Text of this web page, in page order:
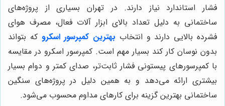
فشار استاندارد نیاز دارند. در تهران بسیاری از پروژه‌های
ساختمانی به دلیل تعداد بالای ابزار آلات فعال، مصرف هوای
فشرده بالایی دارند و انتخاب بهترین کمپرسور اسکرو که بتواند
بدون نوسان کار کند بسیار مهم است. کمپرسور اسکرو در مقایسه
با کمپرسورهای پیستونی فشار ثابت‌تر، صدای کمتر و دوام بسیار
بیشتری ارائه می‌دهد و به همین دلیل در پروژه‌های سنگین
ساختمانی بهترین گزینه برای کارهای مداوم محسوب می‌شود.